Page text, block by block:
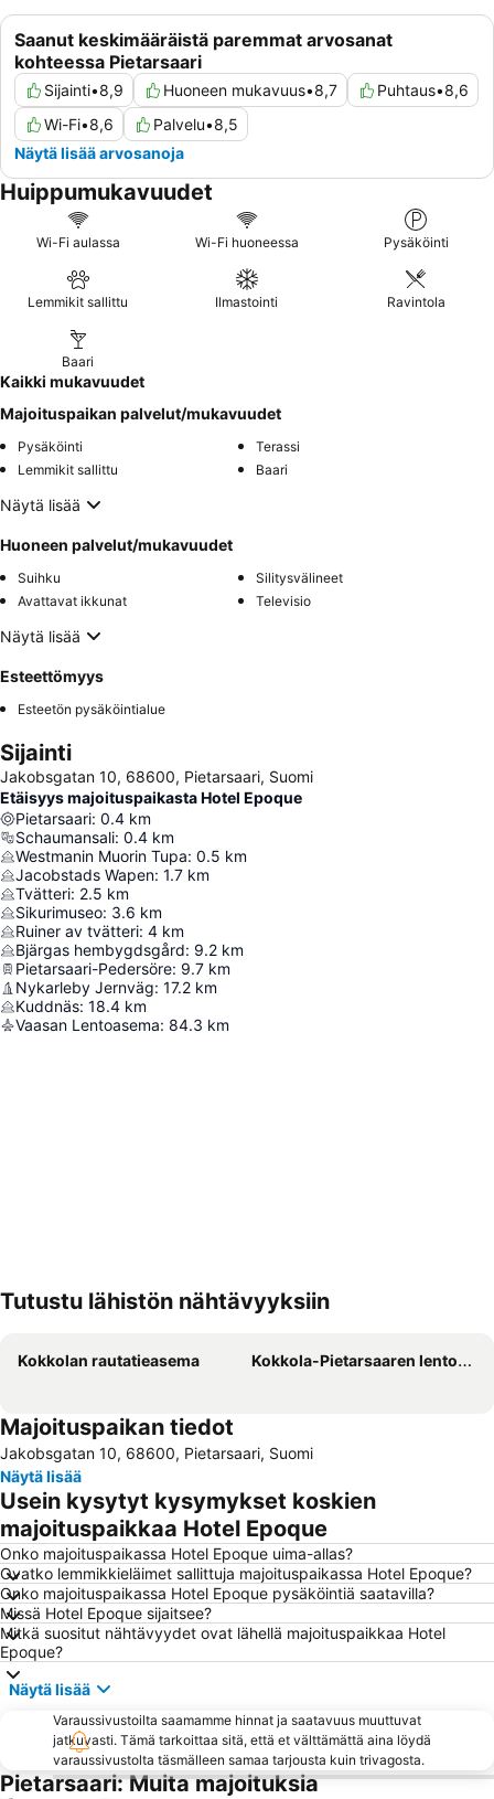
Saanut keskimääräistä paremmat arvosanat
kohteessa Pietarsaari
Sijainti•8,9 Huoneen mukavuus•8,7 Puhtaus•8,6
Wi-Fi•8,6 Palvelu•8,5
Näytä lisää arvosanoja
Huippumukavuudet
Wi-Fi aulassa Wi-Fi huoneessa Pysäköinti
Lemmikit sallittu Ilmastointi Ravintola
Baari
Kaikki mukavuudet
Majoituspaikan palvelut/mukavuudet
Pysäköinti
Terassi
Lemmikit sallittu
Baari
Näytä lisää
Huoneen palvelut/mukavuudet
Suihku
Silitysvälineet
Avattavat ikkunat
Televisio
Näytä lisää
Esteettömyys
Esteetön pysäköintialue
Sijainti
Jakobsgatan 10, 68600, Pietarsaari, Suomi
Etäisyys majoituspaikasta Hotel Epoque
Pietarsaari: 0.4 km
Schaumansali: 0.4 km
Westmanin Muorin Tupa: 0.5 km
Jacobstads Wapen: 1.7 km
Tvätteri: 2.5 km
Sikurimuseo: 3.6 km
Ruiner av tvätteri: 4 km
Bjärgas hembygdsgård: 9.2 km
Pietarsaari-Pedersöre: 9.7 km
Nykarleby Jernväg: 17.2 km
Kuddnäs: 18.4 km
Vaasan Lentoasema: 84.3 km
Tutustu lähistön nähtävyyksiin
Kokkolan rautatieasema Kokkola-Pietarsaaren lentoasema
Majoituspaikan tiedot
Jakobsgatan 10, 68600, Pietarsaari, Suomi
Näytä lisää
Usein kysytyt kysymykset koskien
majoituspaikkaa Hotel Epoque
Onko majoituspaikassa Hotel Epoque uima-allas?
Ovatko lemmikkieläimet sallittuja majoituspaikassa Hotel Epoque?
Onko majoituspaikassa Hotel Epoque pysäköintiä saatavilla?
Missä Hotel Epoque sijaitsee?
Mitkä suositut nähtävyydet ovat lähellä majoituspaikkaa Hotel
Epoque?
Näytä lisää
Varaussivustoilta saamamme hinnat ja saatavuus muuttuvat
jatkuvasti. Tämä tarkoittaa sitä, että et välttämättä aina löydä
varaussivustolta täsmälleen samaa tarjousta kuin trivagosta.
Pietarsaari: Muita majoituksia